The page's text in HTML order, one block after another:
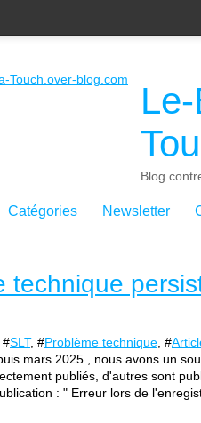
Blog
Catégories Newsletter
technique
#SLT, #Problème technique , #
mars 2025 , nous avons un
publiés, d'autres sont
: " Erreur lors de